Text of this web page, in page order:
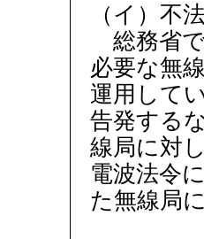
（イ）不
総務省
必要な無
運用して
告発する
線局に対
電波法令
た無線局